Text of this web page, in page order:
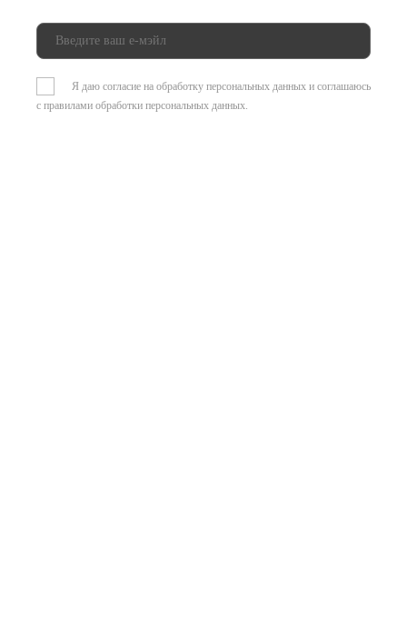
Я даю согласие на обработку персональных данных и соглашаюсь
с правилами обработки персональных данных